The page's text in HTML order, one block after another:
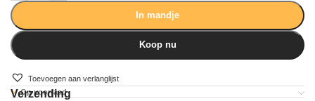
In mandje
Koop nu
Toevoegen aan verlanglijst
Op voorraad
Verzending